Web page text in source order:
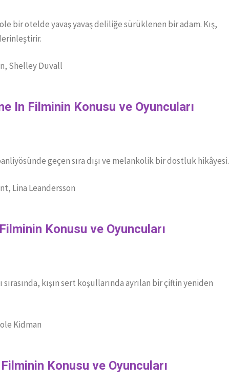
bir otelde yavaş yavaş deliliğe sürüklenen bir adam. Kış,
Shelley Duvall
In Filminin Konusu ve Oyuncuları
geçen sıra dışı ve melankolik bir dostluk hikâyesi.
Lina Leandersson
Konusu ve Oyuncuları
sırasında, kışın sert koşullarında ayrılan bir çiftin yeniden
Kidman
Konusu ve Oyuncuları